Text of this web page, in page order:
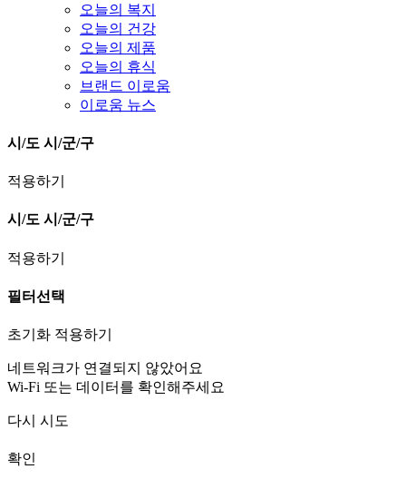
오늘의 복지
오늘의 건강
오늘의 제품
오늘의 휴식
브랜드 이로움
이로움 뉴스
시/도 시/군/구
적용하기
시/도 시/군/구
적용하기
필터선택
초기화 적용하기
네트워크가 연결되지 않았어요
Wi-Fi 또는 데이터를 확인해주세요
다시 시도
확인